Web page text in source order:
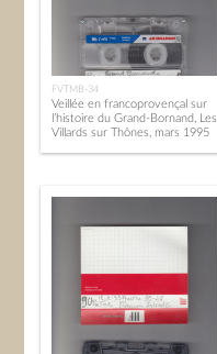
FVTMB-34
Veillée en francoprovençal sur
l’histoire du Grand-Bornand, Les
Villards sur Thônes, mars 1995